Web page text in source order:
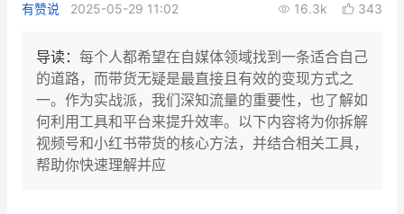
增长产品指南
智库 产品场景库
产品更新动态
有赞说 2025-05-29 11:02 16.3k 343
导读： 每个人都希望在自媒体领域找到一条适合自己
的道路，而带货无疑是最直接且有效的变现方式之
一。作为实战派，我们深知流量的重要性，也了解如
何利用工具和平台来提升效率。以下内容将为你拆解
视频号和小红书带货的核心方法，并结合相关工具，
帮助你快速理解并应